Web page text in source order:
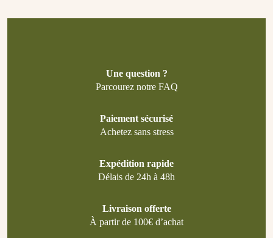
Une question ?
Parcourez notre FAQ
Paiement sécurisé
Achetez sans stress
Expédition rapide
Délais de 24h à 48h
Livraison offerte
À partir de 100€ d’achat